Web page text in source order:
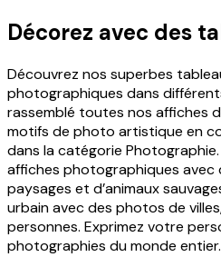
Décorez avec des
Découvrez nos superbes
photographiques dans
rassemblé toutes nos affiches
motifs de photo artistique en
dans la catégorie
affiches photographiques avec
paysages et d’animaux
urbain avec des photos de
personnes. Exprimez votre
photographies du monde entier.